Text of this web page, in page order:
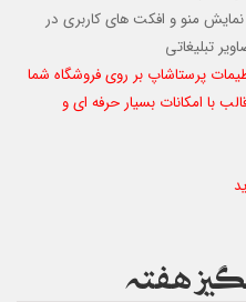
منو و افکت های کاربری در
تبلیغاتی
پرستاشاپ بر روی فروشگاه شما
با امکانات بسیار حرفه ای و
هفته